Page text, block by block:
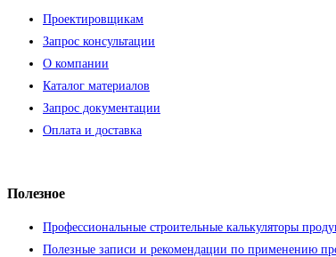
Проектировщикам
Запрос консультации
О компании
Каталог материалов
Запрос документации
Оплата и доставка
Полезное
Профессиональные строительные калькуляторы
Полезные записи и рекомендации по применению